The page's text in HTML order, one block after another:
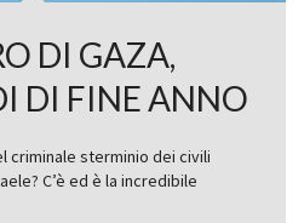
DI GAZA,
DI FINE ANNO
criminale sterminio dei civili
C’è ed è la incredibile